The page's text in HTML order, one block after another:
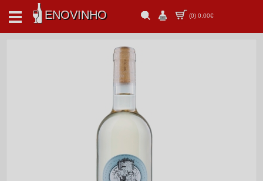
ENOVINHO (0) 0,00€